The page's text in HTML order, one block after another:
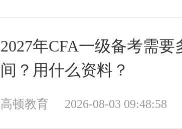
2027年CFA一级备考需要
间？用什么资料？
高顿教育 2026-08-03 09:48:58